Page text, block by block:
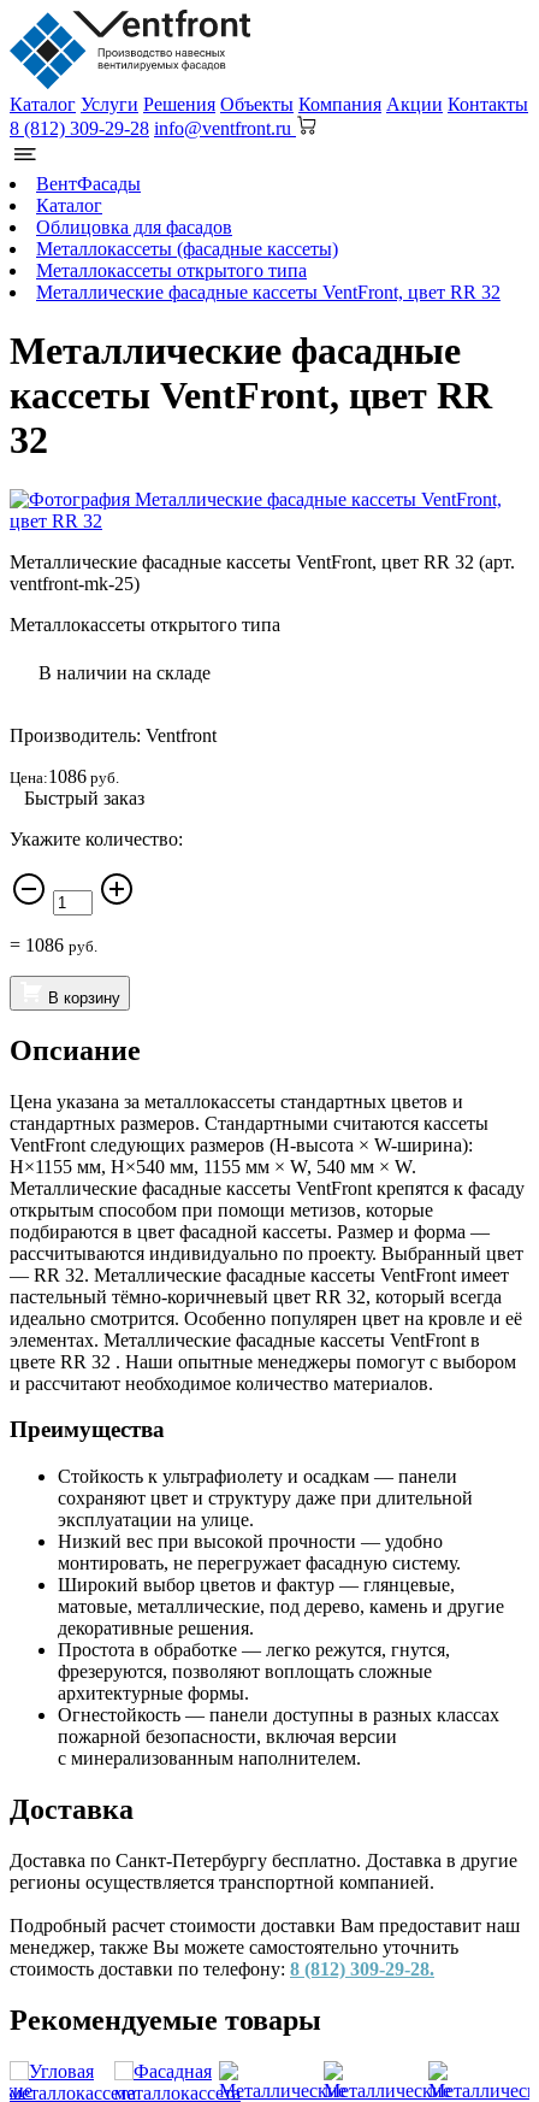
Каталог Услуги Решения Объекты Компания Акции Контакты
8 (812) 309-29-28 info@ventfront.ru
ВентФасады
Каталог
Облицовка для фасадов
Металлокассеты (фасадные кассеты)
Металлокассеты открытого типа
Металлические фасадные кассеты VentFront, цвет RR 32
Металлические фасадные
кассеты VentFront, цвет RR
32
Металлические фасадные кассеты VentFront, цвет RR 32 (арт.
ventfront-mk-25)
Металлокассеты открытого типа
В наличии на складе
Производитель: Ventfront
Цена:1086 руб.
Быстрый заказ
Укажите количество:
= 1086 руб.
В корзину
Опсиание
Цена указана за металлокассеты стандартных цветов и
стандартных размеров. Стандартными считаются кассеты
VentFront следующих размеров (H-высота × W-ширина):
H×1155 мм, H×540 мм, 1155 мм × W, 540 мм × W.
Металлические фасадные кассеты VentFront крепятся к фасаду
открытым способом при помощи метизов, которые
подбираются в цвет фасадной кассеты. Размер и форма —
рассчитываются индивидуально по проекту. Выбранный цвет
— RR 32. Металлические фасадные кассеты VentFront имеет
пастельный тёмно-коричневый цвет RR 32, который всегда
идеально смотрится. Особенно популярен цвет на кровле и её
элементах. Металлические фасадные кассеты VentFront в
цвете RR 32 . Наши опытные менеджеры помогут с выбором
и рассчитают необходимое количество материалов.
Преимущества
Стойкость к ультрафиолету и осадкам — панели
сохраняют цвет и структуру даже при длительной
эксплуатации на улице.
Низкий вес при высокой прочности — удобно
монтировать, не перегружает фасадную систему.
Широкий выбор цветов и фактур — глянцевые,
матовые, металлические, под дерево, камень и другие
декоративные решения.
Простота в обработке — легко режутся, гнутся,
фрезеруются, позволяют воплощать сложные
архитектурные формы.
Огнестойкость — панели доступны в разных классах
пожарной безопасности, включая версии
с минерализованным наполнителем.
Доставка
Доставка по Санкт-Петербургу бесплатно. Доставка в другие
регионы осуществляется транспортной компанией.
Подробный расчет стоимости доставки Вам предоставит наш
менеджер, также Вы можете самостоятельно уточнить
стоимость доставки по телефону: 8 (812) 309-29-28.
Рекомендуемые товары